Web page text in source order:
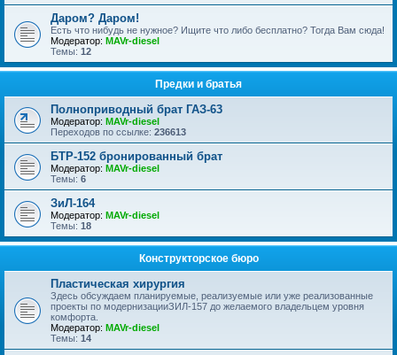
Даром? Даром!
Есть что нибудь не нужное? Ищите что либо бесплатно? Тогда Вам сюда!
Модератор: MAVr-diesel
Темы: 12
Предки и братья
Полноприводный брат ГАЗ-63
Модератор: MAVr-diesel
Переходов по ссылке: 236613
БТР-152 бронированный брат
Модератор: MAVr-diesel
Темы: 6
ЗиЛ-164
Модератор: MAVr-diesel
Темы: 18
Конструкторское бюро
Пластическая хирургия
Здесь обсуждаем планируемые, реализуемые или уже реализованные
проекты по модернизацииЗИЛ-157 до желаемого владельцем уровня
комфорта.
Модератор: MAVr-diesel
Темы: 14